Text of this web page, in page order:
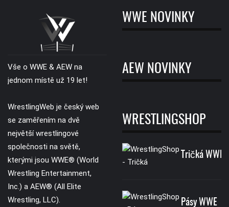
Vše o WWE & AEW na
jednom místě už 19 let!
WrestlingWeb je český web
se zaměřením na dvě
největší wrestlingové
společnosti na světě,
kterými jsou WWE® (World
Wrestling Entertainment,
Inc.) a AEW® (All Elite
Wrestling, LLC).
WWE NOVINKY
AEW NOVINKY
WRESTLINGSHOP
Tričká WWE
Pásy WWE